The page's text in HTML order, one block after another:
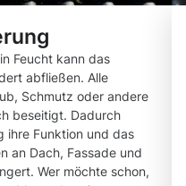
Feucht kann das
abfließen. Alle
Schmutz oder andere
beseitigt. Dadurch
ihre Funktion und das
an Dach, Fassade und
Wer möchte schon,